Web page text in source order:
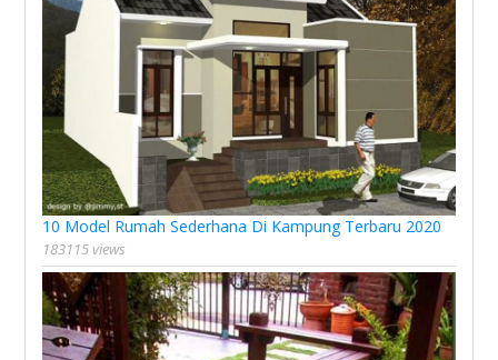
10 Model Rumah Sederhana Di Kampung Terbaru 2020
183115 views